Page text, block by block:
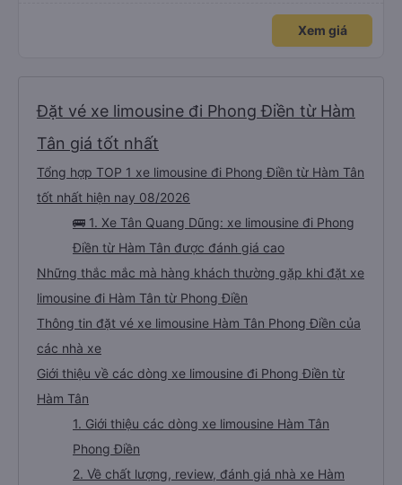
bạn ấy nha. Nếu bạn ấy bị trừ thì bảo bạn ấy liên hệ sđt của mình, mình hỗ
trợ ạ. Số mình đuôi 666, chuyến ĐH-NT ngày 16/1. À các bạn nữ lễ tân xinh
iu còn đổi cho mình phòng đơn sang đôi xong còn note là (một mình) yêu
Xem giá
Đặt vé xe limousine đi Phong Điền từ Hàm
Tân giá tốt nhất
Tổng hợp TOP 1 xe limousine đi Phong Điền từ Hàm Tân
tốt nhất hiện nay 08/2026
🚌 1. Xe Tân Quang Dũng: xe limousine đi Phong
Điền từ Hàm Tân được đánh giá cao
Những thắc mắc mà hàng khách thường gặp khi đặt xe
limousine đi Hàm Tân từ Phong Điền
Thông tin đặt vé xe limousine Hàm Tân Phong Điền của
các nhà xe
Giới thiệu về các dòng xe limousine đi Phong Điền từ
Hàm Tân
1. Giới thiệu các dòng xe limousine Hàm Tân
Phong Điền
2. Về chất lượng, review, đánh giá nhà xe Hàm